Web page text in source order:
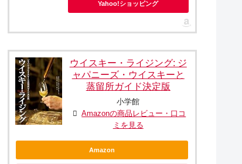
Yahoo!ショッピング
ウイスキー・ライジング: ジ
ャパニーズ・ウイスキーと
蒸留所ガイド決定版
小学館
Amazonの商品レビュー・口コ
ミを見る
Amazon